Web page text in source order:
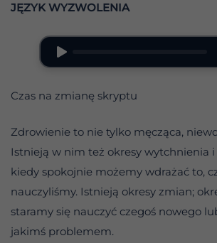
JĘZYK WYZWOLENIA
Czas na zmianę skryptu
Zdrowienie to nie tylko męcząca,
Istnieją w nim też okresy wytchnienia i
kiedy spokojnie możemy wdrażać to,
nauczyliśmy. Istnieją okresy zmian;
staramy się nauczyć czegoś nowego
jakimś problemem.